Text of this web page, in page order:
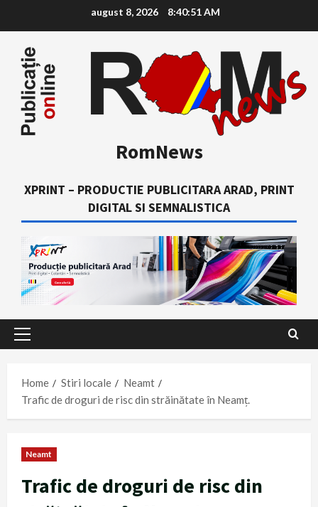
content
august 8, 2026 8:40:53 AM
RomNews
XPRINT – PRODUCTIE PUBLICITARA ARAD, PRINT
DIGITAL SI SEMNALISTICA
Primary
Home
Stiri locale
Neamt
Trafic de droguri de risc din străinătate în Neamţ.
Neamt
Trafic de droguri de risc din